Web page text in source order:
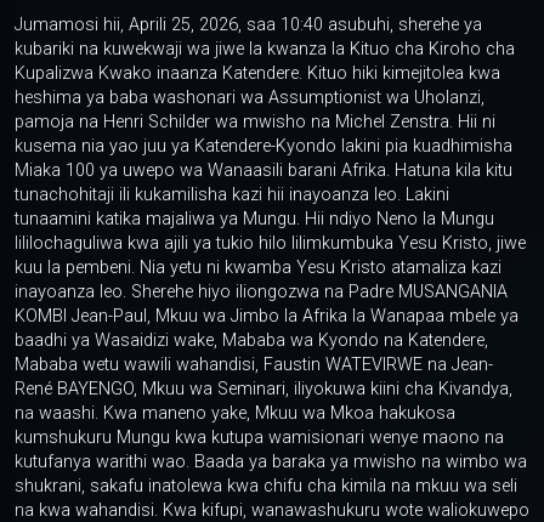
Jumamosi hii, Aprili 25, 2026, saa 10:40 asubuhi, sherehe ya
kubariki na kuwekwaji wa jiwe la kwanza la Kituo cha Kiroho cha
Kupalizwa Kwako inaanza Katendere. Kituo hiki kimejitolea kwa
heshima ya baba washonari wa Assumptionist wa Uholanzi,
pamoja na Henri Schilder wa mwisho na Michel Zenstra. Hii ni
kusema nia yao juu ya Katendere-Kyondo lakini pia kuadhimisha
Miaka 100 ya uwepo wa Wanaasili barani Afrika. Hatuna kila kitu
tunachohitaji ili kukamilisha kazi hii inayoanza leo. Lakini
tunaamini katika majaliwa ya Mungu. Hii ndiyo Neno la Mungu
lililochaguliwa kwa ajili ya tukio hilo lilimkumbuka Yesu Kristo, jiwe
kuu la pembeni. Nia yetu ni kwamba Yesu Kristo atamaliza kazi
inayoanza leo. Sherehe hiyo iliongozwa na Padre MUSANGANIA
KOMBI Jean-Paul, Mkuu wa Jimbo la Afrika la Wanapaa mbele ya
baadhi ya Wasaidizi wake, Mababa wa Kyondo na Katendere,
Mababa wetu wawili wahandisi, Faustin WATEVIRWE na Jean-
René BAYENGO, Mkuu wa Seminari, iliyokuwa kiini cha Kivandya,
na waashi. Kwa maneno yake, Mkuu wa Mkoa hakukosa
kumshukuru Mungu kwa kutupa wamisionari wenye maono na
kutufanya warithi wao. Baada ya baraka ya mwisho na wimbo wa
shukrani, sakafu inatolewa kwa chifu cha kimila na mkuu wa seli
na kwa wahandisi. Kwa kifupi, wanawashukuru wote waliokuwepo